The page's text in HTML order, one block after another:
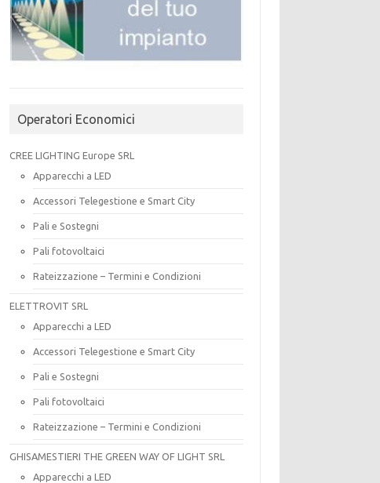
Operatori Economici
CREE LIGHTING Europe SRL
Apparecchi a LED
Accessori Telegestione e Smart City
Pali e Sostegni
Pali fotovoltaici
Rateizzazione – Termini e Condizioni
ELETTROVIT SRL
Apparecchi a LED
Accessori Telegestione e Smart City
Pali e Sostegni
Pali fotovoltaici
Rateizzazione – Termini e Condizioni
GHISAMESTIERI THE GREEN WAY OF LIGHT SRL
Apparecchi a LED